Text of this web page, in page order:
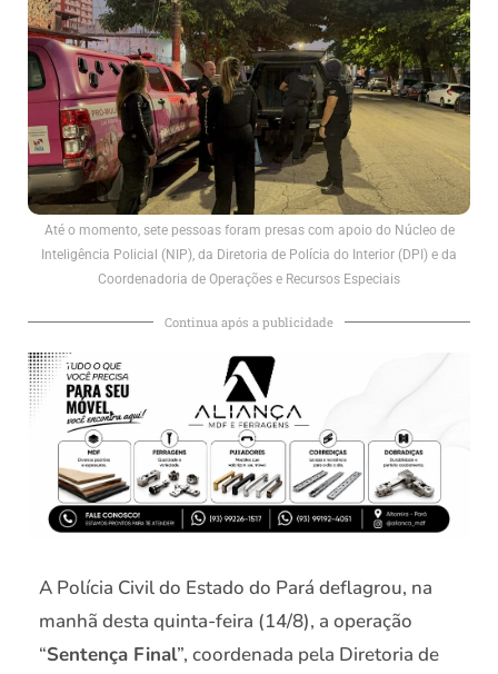
Até o momento, sete pessoas foram presas com apoio do Núcleo de
Inteligência Policial (NIP), da Diretoria de Polícia do Interior (DPI) e da
Coordenadoria de Operações e Recursos Especiais
Continua após a publicidade
A Polícia Civil do Estado do Pará deflagrou, na
manhã desta quinta-feira (14/8), a operação
“Sentença Final”, coordenada pela Diretoria de